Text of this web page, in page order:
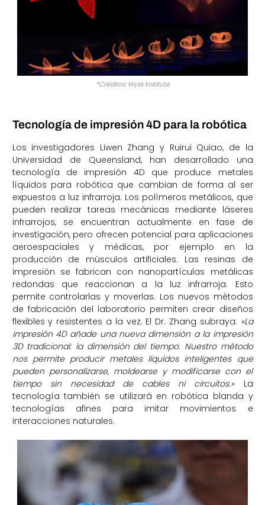
*Créditos: Wyss Institute
Tecnología de impresión 4D para la robótica
Los investigadores Liwen Zhang y Ruirui Quiao, de la
Universidad de Queensland, han desarrollado una
tecnología de impresión 4D que produce metales
líquidos para robótica que cambian de forma al ser
expuestos a luz infrarroja. Los polímeros metálicos, que
pueden realizar tareas mecánicas mediante láseres
infrarrojos, se encuentran actualmente en fase de
investigación, pero ofrecen potencial para aplicaciones
aeroespaciales y médicas, por ejemplo en la
producción de músculos artificiales. Las resinas de
impresión se fabrican con nanopartículas metálicas
redondas que reaccionan a la luz infrarroja. Esto
permite controlarlas y moverlas. Los nuevos métodos
de fabricación del laboratorio permiten crear diseños
flexibles y resistentes a la vez. El Dr. Zhang subraya: «La
impresión 4D añade una nueva dimensión a la impresión
3D tradicional: la dimensión del tiempo. Nuestro método
nos permite producir metales líquidos inteligentes que
pueden personalizarse, moldearse y modificarse con el
tiempo sin necesidad de cables ni circuitos.»La
tecnología también se utilizará en robótica blanda y
tecnologías afines para imitar movimientos e
interacciones naturales.